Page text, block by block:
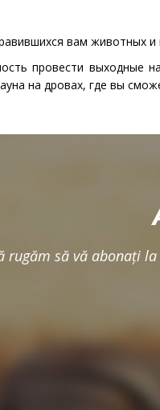
вам животных
провести выходные
на дровах, где вы
rugăm să vă abonaţi